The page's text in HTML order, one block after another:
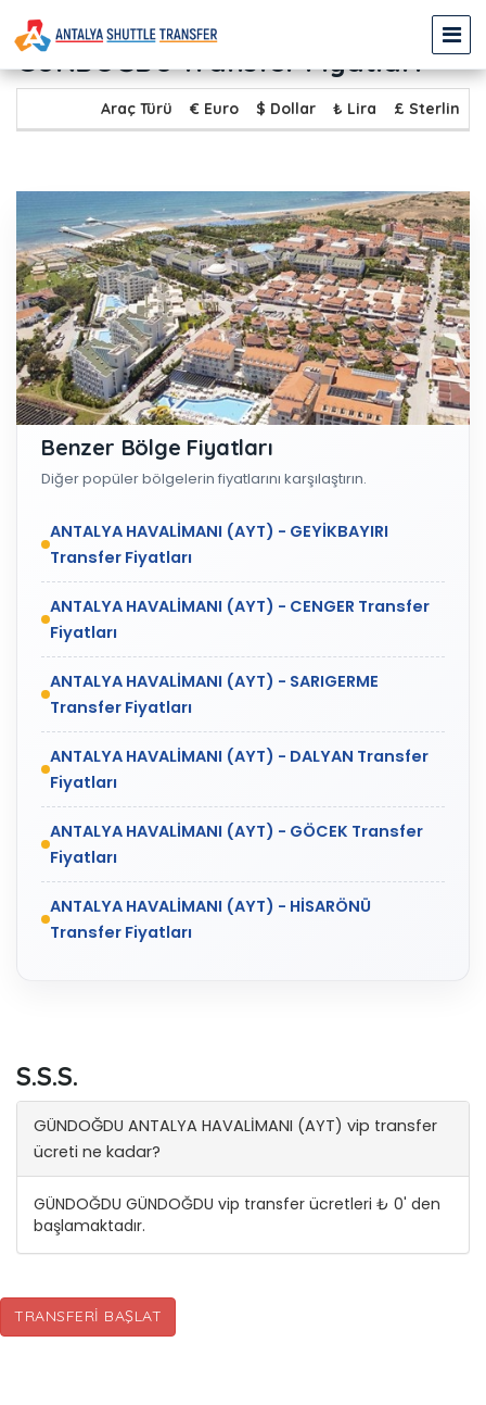
ANTALYA HAVALİMANI (AYT) -
GÜNDOĞDU Transfer Fiyatları
Araç Türü € Euro $ Dollar ₺ Lira £ Sterlin
Benzer Bölge Fiyatları
Diğer popüler bölgelerin fiyatlarını karşılaştırın.
ANTALYA HAVALİMANI (AYT) - GEYİKBAYIRI
Transfer Fiyatları
ANTALYA HAVALİMANI (AYT) - CENGER Transfer
Fiyatları
ANTALYA HAVALİMANI (AYT) - SARIGERME
Transfer Fiyatları
ANTALYA HAVALİMANI (AYT) - DALYAN Transfer
Fiyatları
ANTALYA HAVALİMANI (AYT) - GÖCEK Transfer
Fiyatları
ANTALYA HAVALİMANI (AYT) - HİSARÖNÜ
Transfer Fiyatları
S.S.S.
GÜNDOĞDU ANTALYA HAVALİMANI (AYT) vip transfer
ücreti ne kadar?
GÜNDOĞDU GÜNDOĞDU vip transfer ücretleri ₺ 0' den
başlamaktadır.
TRANSFERI BAŞLAT